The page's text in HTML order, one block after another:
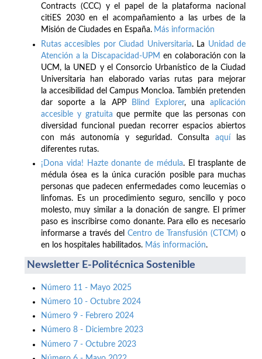
Contracts (CCC) y el papel de la plataforma nacional
citiES 2030 en el acompañamiento a las urbes de la
Misión de Ciudades en España. Más información
Rutas accesibles por Ciudad Universitaria. La Unidad de
Atención a la Discapacidad-UPM en colaboración con la
UCM, la UNED y el Consorcio Urbanístico de la Ciudad
Universitaria han elaborado varias rutas para mejorar
la accesibilidad del Campus Moncloa. También pretenden
dar soporte a la APP
Blind Explorer, una aplicación
accesible y gratuita que permite que las personas con
diversidad funcional puedan recorrer espacios abiertos
con más autonomía y seguridad. Consulta aquílas
diferentes rutas.
¡Dona vida! Hazte donante de médula. El trasplante de
médula ósea es la única curación posible para muchas
personas que padecen enfermedades como leucemias o
linfomas. Es un procedimiento seguro, sencillo y poco
molesto, muy similar a la donación de sangre. El primer
paso es inscribirse como donante. Para ello es necesario
informarse a través del Centro de Transfusión (CTCM) o
en los hospitales habilitados. Más información.
Newsletter E-Politécnica Sostenible
Número 11 - Mayo 2025
Número 10 - Octubre 2024
Número 9 - Febrero 2024
Número 8 - Diciembre 2023
Número 7 - Octubre 2023